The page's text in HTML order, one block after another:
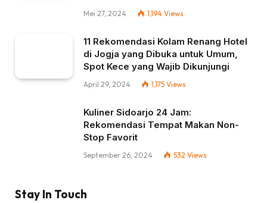
Mei 27, 2024 1,194 Views
11 Rekomendasi Kolam Renang Hotel
di Jogja yang Dibuka untuk Umum,
Spot Kece yang Wajib Dikunjungi
April 29, 2024 1,175 Views
Kuliner Sidoarjo 24 Jam:
Rekomendasi Tempat Makan Non-
Stop Favorit
September 26, 2024 532 Views
Stay In Touch